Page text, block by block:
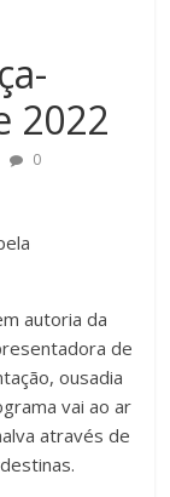
2022
0
autoria da
de
ousadia
vai ao ar
através de